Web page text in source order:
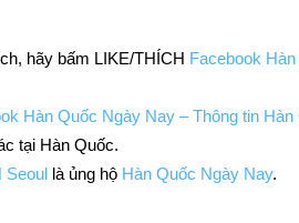
hãy bấm LIKE/THÍCH Facebook
Hàn Quốc Ngày Nay – Thông tin Hàn
tại Hàn Quốc.
Seoul là ủng hộ Hàn Quốc Ngày Nay.